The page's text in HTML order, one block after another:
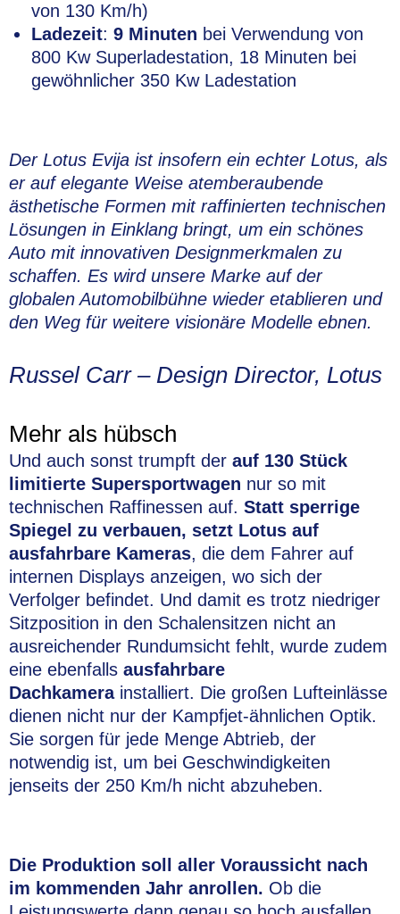
von 130 Km/h)
Ladezeit: 9 Minuten bei Verwendung von
800 Kw Superladestation, 18 Minuten bei
gewöhnlicher 350 Kw Ladestation
Der Lotus Evija ist insofern ein echter Lotus, als
er auf elegante Weise atemberaubende
ästhetische Formen mit raffinierten technischen
Lösungen in Einklang bringt, um ein schönes
Auto mit innovativen Designmerkmalen zu
schaffen. Es wird unsere Marke auf der
globalen Automobilbühne wieder etablieren und
den Weg für weitere visionäre Modelle ebnen.
Russel Carr – Design Director, Lotus
Mehr als hübsch
Und auch sonst trumpft der auf 130 Stück
limitierte Supersportwagen nur so mit
technischen Raffinessen auf. Statt sperrige
Spiegel zu verbauen, setzt Lotus auf
ausfahrbare Kameras, die dem Fahrer auf
internen Displays anzeigen, wo sich der
Verfolger befindet. Und damit es trotz niedriger
Sitzposition in den Schalensitzen nicht an
ausreichender Rundumsicht fehlt, wurde zudem
eine ebenfalls ausfahrbare
Dachkamerainstalliert. Die großen Lufteinlässe
dienen nicht nur der Kampfjet-ähnlichen Optik.
Sie sorgen für jede Menge Abtrieb, der
notwendig ist, um bei Geschwindigkeiten
jenseits der 250 Km/h nicht abzuheben.
Die Produktion soll aller Voraussicht nach
im kommenden Jahr anrollen. Ob die